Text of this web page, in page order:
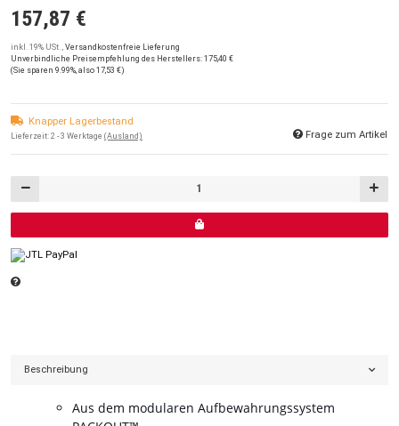
157,87 €
inkl. 19% USt. , Versandkostenfreie Lieferung
Unverbindliche Preisempfehlung des Herstellers: 175,40 €
(Sie sparen 9.99%, also 17,53 €)
Knapper Lagerbestand
Lieferzeit: 2 - 3 Werktage (Ausland) Frage zum Artikel
Beschreibung
Aus dem modularen Aufbewahrungssystem